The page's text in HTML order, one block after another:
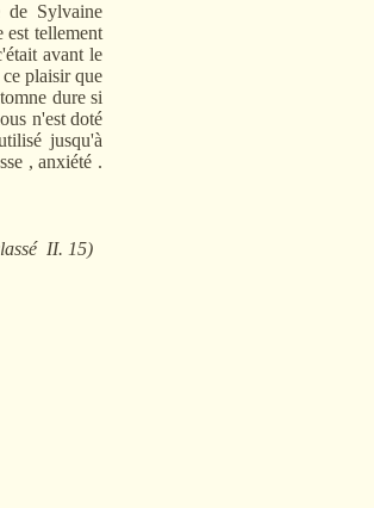
de Sylvaine
tellement
avant le
plaisir que
dure si
n'est doté
jusqu'à
, anxiété .
II. 15)